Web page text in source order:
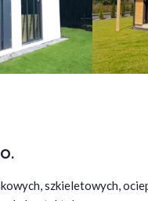
szkieletowych,